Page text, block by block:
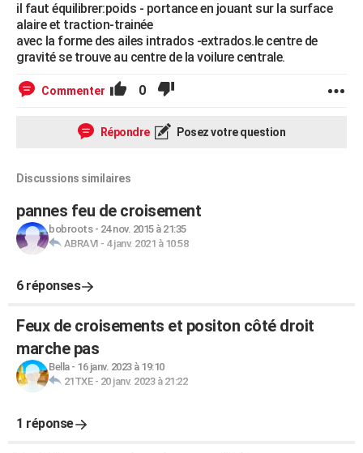
S'inscrire
Se connecter
Lycées
Collèges
Primaires
Universités
Entreprises
Service militaire
Avis de recherche
AVIS DE DÉCÈS
FORUM
Bricolage
Lifestyle
Culture
Sport
Auto
Television
Voyage
Cinema
il faut équilibrer:poids - portance en jouant sur la surface
alaire et traction-trainée
avec la forme des ailes intrados -extrados.le centre de
gravité se trouve au centre de la voilure centrale.
Commenter 0
Répondre Posez votre question
Discussions similaires
pannes feu de croisement
bobroots- 24 nov. 2015 à 21:35
ABRAVI - 4 janv. 2021 à 10:58
6 réponses
Feux de croisements et positon côté droit
marche pas
Bella- 16 janv. 2023 à 19:10
21TXE- 20 janv. 2023 à 21:22
1 réponse